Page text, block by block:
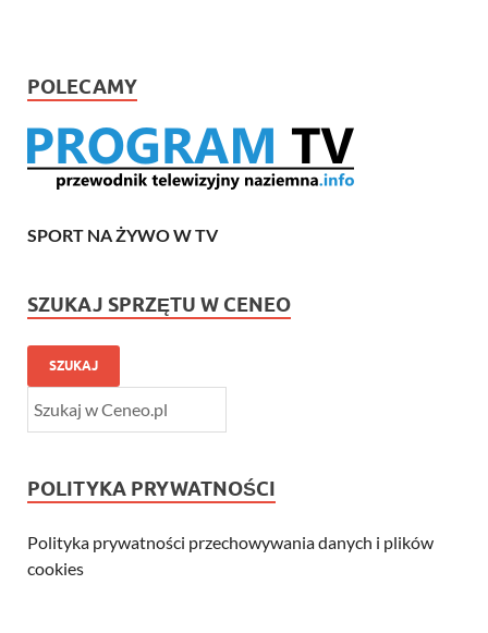
POLECAMY
SPORT NA ŻYWO W TV
SZUKAJ SPRZĘTU W CENEO
SZUKAJ
POLITYKA PRYWATNOŚCI
Polityka prywatności przechowywania danych i plików
cookies